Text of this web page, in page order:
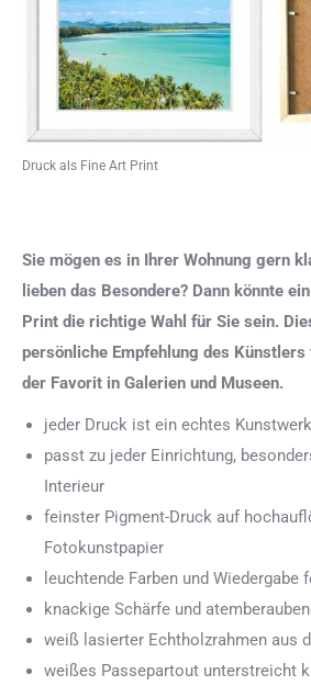
Druck als Fine Art Print
Sie mögen es in Ihrer Wohnung gern
lieben das Besondere? Dann könnte
Print die richtige Wahl für Sie sein.
persönliche Empfehlung des Künstlers
der Favorit in Galerien und Museen.
jeder Druck ist ein echtes
passt zu jeder Einrichtung,
Interieur
feinster Pigment-Druck auf
Fotokunstpapier
leuchtende Farben und Wiedergabe
knackige Schärfe und
weiß lasierter Echtholzrahmen aus
weißes Passepartout unterstreicht